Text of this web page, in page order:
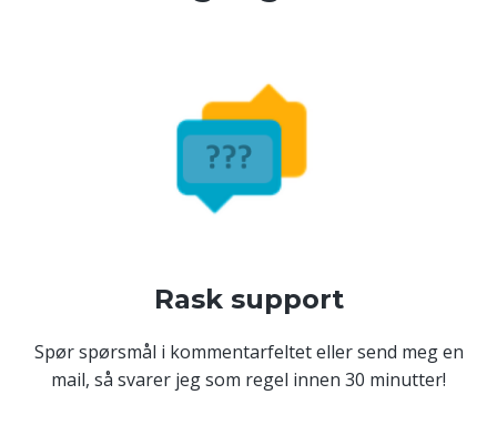
Rask support
Spør spørsmål i kommentarfeltet eller send meg en
mail, så svarer jeg som regel innen 30 minutter!